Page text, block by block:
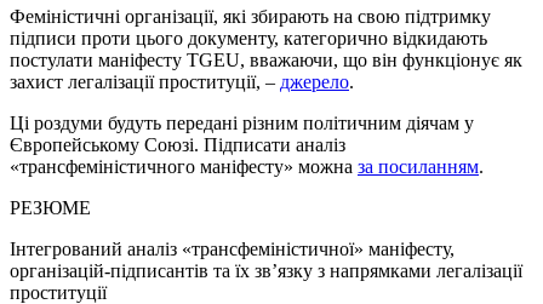
Феміністичні організації, які збирають на свою підтримку
підписи проти цього документу, категорично відкидають
постулати маніфесту TGEU, вважаючи, що він функціонує як
захист легалізації проституції, – джерело.
Ці роздуми будуть передані різним політичним діячам у
Європейському Союзі. Підписати аналіз
«трансфеміністичного маніфесту» можна за посиланням.
РЕЗЮМЕ
Інтегрований аналіз «трансфеміністичної» маніфесту,
організацій-підписантів та їх зв’язку з напрямками легалізації
проституції